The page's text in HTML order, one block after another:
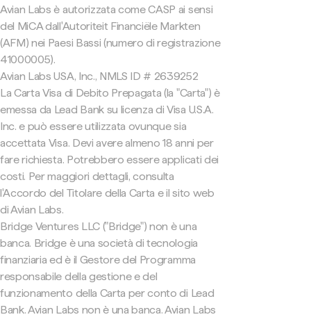
Avian Labs è autorizzata come CASP ai sensi
del MiCA dall'Autoriteit Financiële Markten
(AFM) nei Paesi Bassi (numero di registrazione
41000005).
Avian Labs USA, Inc., NMLS ID # 2639252
La Carta Visa di Debito Prepagata (la "Carta") è
emessa da Lead Bank su licenza di Visa U.S.A.
Inc. e può essere utilizzata ovunque sia
accettata Visa. Devi avere almeno 18 anni per
fare richiesta. Potrebbero essere applicati dei
costi. Per maggiori dettagli, consulta
l'Accordo del Titolare della Carta e il sito web
di Avian Labs.
Bridge Ventures LLC ("Bridge") non è una
banca. Bridge è una società di tecnologia
finanziaria ed è il Gestore del Programma
responsabile della gestione e del
funzionamento della Carta per conto di Lead
Bank. Avian Labs non è una banca. Avian Labs